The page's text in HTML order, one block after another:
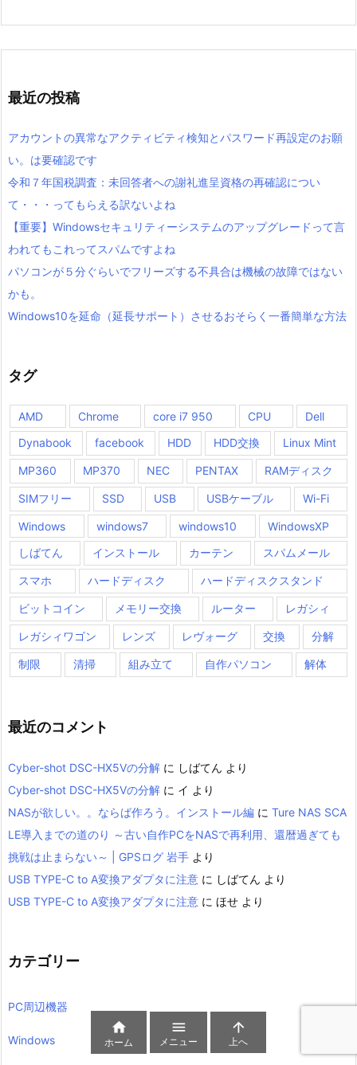
最近の投稿
アカウントの異常なアクティビティ検知とパスワード再設定のお願
い。は要確認です
令和７年国税調査：未回答者への謝礼進呈資格の再確認につい
て・・・ってもらえる訳ないよね
【重要】Windowsセキュリティーシステムのアップグレードって言
われてもこれってスパムですよね
パソコンが５分ぐらいでフリーズする不具合は機械の故障ではない
かも。
Windows10を延命（延長サポート）させるおそらく一番簡単な方法
タグ
AMD Chrome core i7 950 CPU
Dell
Dynabook
facebook HDD HDD交換 Linux Mint
MP360 MP370 NEC PENTAX RAMディスク
SIMフリー SSD USB USBケーブル Wi-Fi
Windows windows7 windows10
WindowsXP
しばてん
インストール カーテン スパムメール
スマホ ハードディスク ハードディスクスタンド
ビットコイン メモリー交換 ルーター レガシィ
レガシィワゴン レンズ レヴォーグ 交換 分解
制限 清掃 組み立て 自作パソコン 解体
最近のコメント
Cyber-shot DSC-HX5Vの分解 に しばてん より
Cyber-shot DSC-HX5Vの分解 に イ より
NASが欲しい。。ならば作ろう。インストール編 に Ture NAS SCA
LE導入までの道のり ～古い自作PCをNASで再利用、還暦過ぎても
挑戦は止まらない～ | GPSログ 岩手 より
USB TYPE-C to A変換アダプタに注意 に しばてん より
USB TYPE-C to A変換アダプタに注意 に ほせ より
カテゴリー
PC周辺機器
Windows

ホーム

メニュー

上へ